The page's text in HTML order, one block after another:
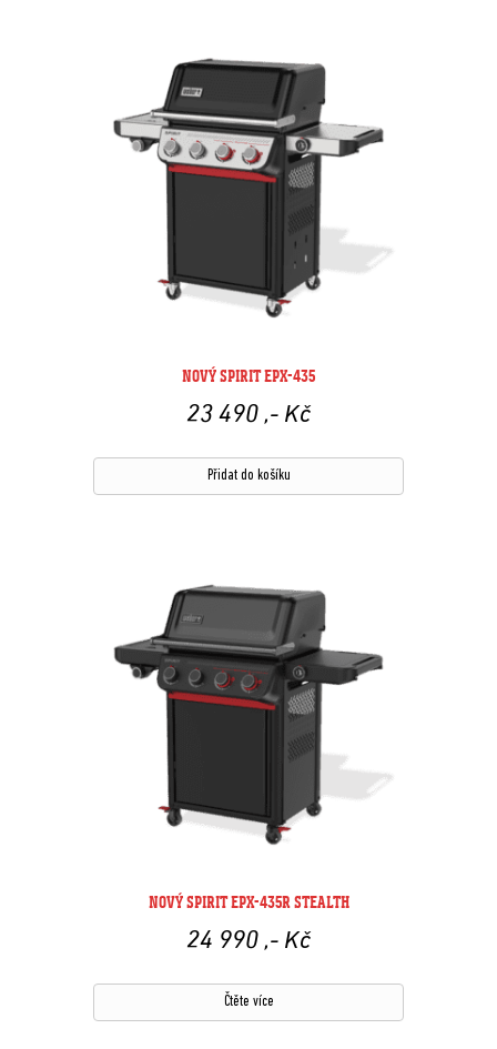
NOVÝ SPIRIT EPX-435
23 490 ,- Kč
Přidat do košíku
NOVÝ SPIRIT EPX-435R STEALTH
24 990 ,- Kč
Čtěte více